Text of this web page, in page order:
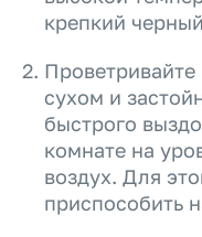
крепкий
сухом и
быстрого
комнате на
воздух. Для
приспособить